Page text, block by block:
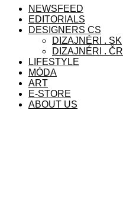
NEWSFEED
EDITORIALS
DESIGNERS CS
DIZAJNÉRI . SK
DIZAJNÉRI . ČR
LIFESTYLE
MÓDA
ART
E-STORE
ABOUT US